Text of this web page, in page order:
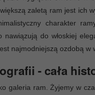
zaletą ram jest ich
charakter
do włoskiej
najmodniejszą ozdobą w
- cała
galeria ram. Żyjemy w